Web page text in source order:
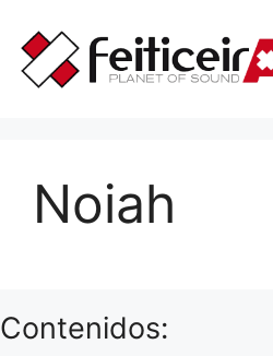
contenido
Noiah
Contenidos: